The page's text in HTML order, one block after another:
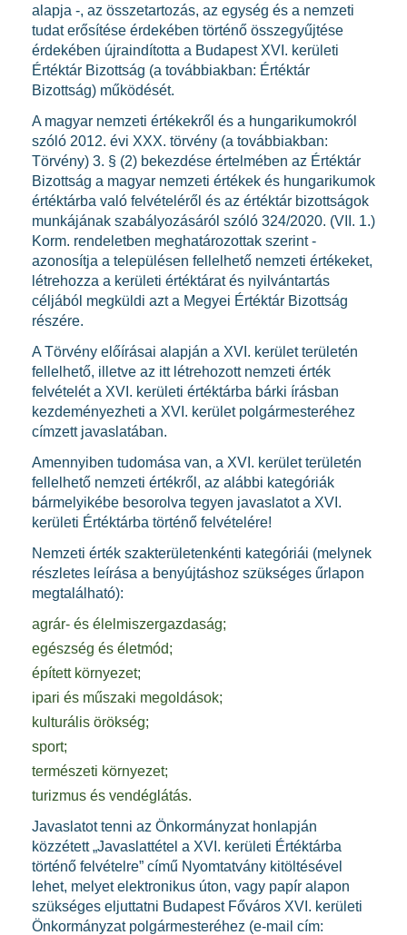
alapja -, az összetartozás, az egység és a nemzeti
tudat erősítése érdekében történő összegyűjtése
érdekében újraindította a Budapest XVI. kerületi
Értéktár Bizottság (a továbbiakban: Értéktár
Bizottság) működését.
A magyar nemzeti értékekről és a hungarikumokról
szóló 2012. évi XXX. törvény (a továbbiakban:
Törvény) 3. § (2) bekezdése értelmében az Értéktár
Bizottság a magyar nemzeti értékek és hungarikumok
értéktárba való felvételéről és az értéktár bizottságok
munkájának szabályozásáról szóló 324/2020. (VII. 1.)
Korm. rendeletben meghatározottak szerint -
azonosítja a településen fellelhető nemzeti értékeket,
létrehozza a kerületi értéktárat és nyilvántartás
céljából megküldi azt a Megyei Értéktár Bizottság
részére.
A Törvény előírásai alapján a XVI. kerület területén
fellelhető, illetve az itt létrehozott nemzeti érték
felvételét a XVI. kerületi értéktárba bárki írásban
kezdeményezheti a XVI. kerület polgármesteréhez
címzett javaslatában.
Amennyiben tudomása van, a XVI. kerület területén
fellelhető nemzeti értékről, az alábbi kategóriák
bármelyikébe besorolva tegyen javaslatot a XVI.
kerületi Értéktárba történő felvételére!
Nemzeti érték szakterületenkénti kategóriái (melynek
részletes leírása a benyújtáshoz szükséges űrlapon
megtalálható):
agrár- és élelmiszergazdaság;
egészség és életmód;
épített környezet;
ipari és műszaki megoldások;
kulturális örökség;
sport;
természeti környezet;
turizmus és vendéglátás.
Javaslatot tenni az Önkormányzat honlapján
közzétett „Javaslattétel a XVI. kerületi Értéktárba
történő felvételre” című Nyomtatvány kitöltésével
lehet, melyet elektronikus úton, vagy papír alapon
szükséges eljuttatni Budapest Főváros XVI. kerületi
Önkormányzat polgármesteréhez (e-mail cím: